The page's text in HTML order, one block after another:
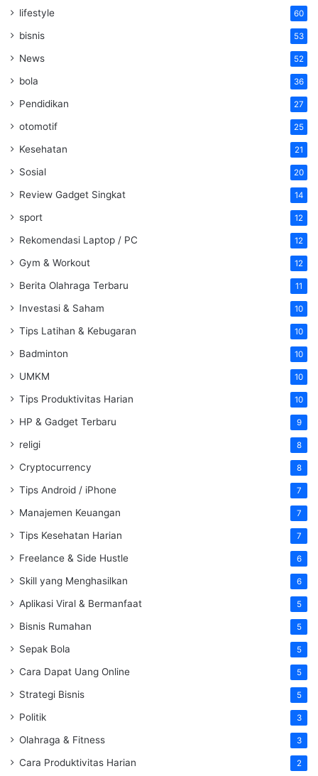
lifestyle 60
bisnis 53
News 52
bola 36
Pendidikan 27
otomotif 25
Kesehatan 21
Sosial 20
Review Gadget Singkat 14
sport 12
Rekomendasi Laptop / PC 12
Gym & Workout 12
Berita Olahraga Terbaru 11
Investasi & Saham 10
Tips Latihan & Kebugaran 10
Badminton 10
UMKM 10
Tips Produktivitas Harian 10
HP & Gadget Terbaru 9
religi 8
Cryptocurrency 8
Tips Android / iPhone 7
Manajemen Keuangan 7
Tips Kesehatan Harian 7
Freelance & Side Hustle 6
Skill yang Menghasilkan 6
Aplikasi Viral & Bermanfaat 5
Bisnis Rumahan 5
Sepak Bola 5
Cara Dapat Uang Online 5
Strategi Bisnis 5
Politik 3
Olahraga & Fitness 3
Cara Produktivitas Harian 2